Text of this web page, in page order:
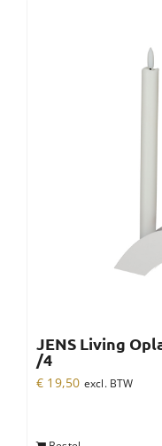
JENS Living
/4
€ 19,50 excl. BTW